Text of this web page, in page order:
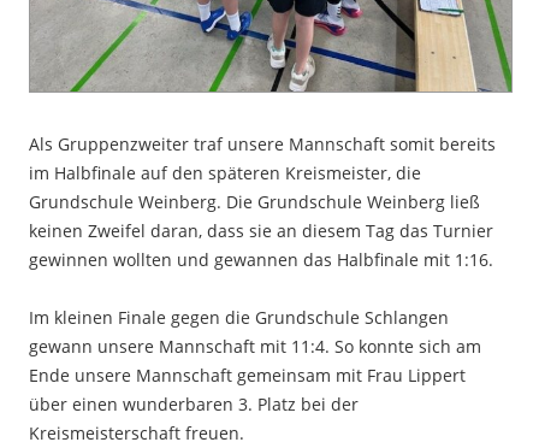
Als Gruppenzweiter traf unsere Mannschaft somit bereits
im Halbfinale auf den späteren Kreismeister, die
Grundschule Weinberg. Die Grundschule Weinberg ließ
keinen Zweifel daran, dass sie an diesem Tag das Turnier
gewinnen wollten und gewannen das Halbfinale mit 1:16.
Im kleinen Finale gegen die Grundschule Schlangen
gewann unsere Mannschaft mit 11:4. So konnte sich am
Ende unsere Mannschaft gemeinsam mit Frau Lippert
über einen wunderbaren 3. Platz bei der
Kreismeisterschaft freuen.